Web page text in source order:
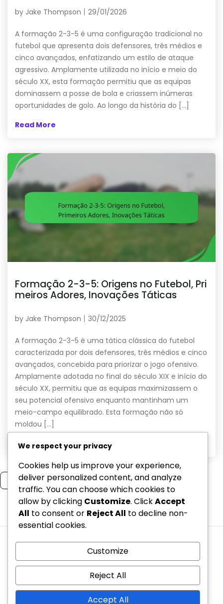
by Jake Thompson 29/01/2026
A formação 2-3-5 é uma configuração tradicional no
futebol que apresenta dois defensores, três médios e
cinco avançados, enfatizando um estilo de ataque
agressivo. Amplamente utilizada no início e meio do
século XX, esta formação permitiu que as equipas
dominassem a posse de bola e criassem inúmeras
oportunidades de golo. Ao longo da história do […]
Read More
Formação 2-3-5: Origens no Futebol, Pri
meiros Adores, Inovações Táticas
by Jake Thompson 30/12/2025
A formação 2-3-5 é uma tática clássica do futebol
caracterizada por dois defensores, três médios e cinco
avançados, concebida para priorizar o jogo ofensivo.
Amplamente adotada no final do século XIX e início do
século XX, permitiu que as equipas maximizassem o
seu potencial ofensivo enquanto mantinham um
meio-campo equilibrado. Esta formação não só
moldou […]
Read More
Read more
1 2
Copyright © 2026 marisa2016.net | Powered bySpexo
Quem somos
Termos e condições
Contate-nos
Política de cookies
Sua privacidade
We respect your privacy
Cookies help us improve your experience,
deliver personalized content, and analyze
traffic. You can choose which cookies to
allow by clicking Customize. ClickAccept
All to consent or Reject All to decline non-
essential cookies.
Customize
Reject All
Accept All